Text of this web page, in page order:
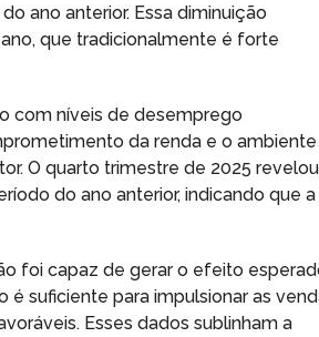
ano anterior. Essa diminuição
que tradicionalmente é forte
com níveis de desemprego
da renda e o ambiente
O quarto trimestre de 2025 revelou
do ano anterior, indicando que a
foi capaz de gerar o efeito
é suficiente para impulsionar as
Esses dados sublinham a